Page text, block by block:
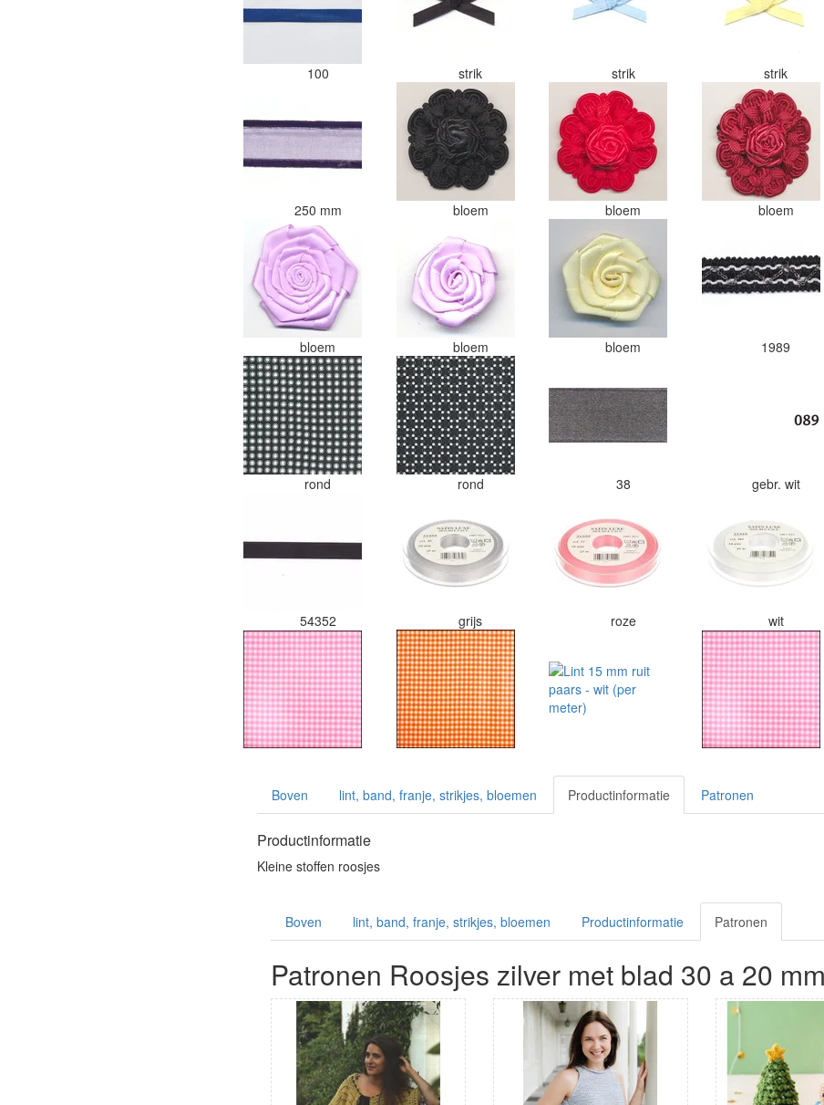
100 strik strik strik
250 mm bloem bloem bloem
bloem bloem bloem 1989
rond rond 38 gebr. wit
54352 grijs roze wit
Boven lint, band, franje, strikjes, bloemen Productinformatie Patronen
Productinformatie
Kleine stoffen roosjes
Boven lint, band, franje, strikjes, bloemen Productinformatie Patronen
Patronen Roosjes zilver met blad 30 a 20